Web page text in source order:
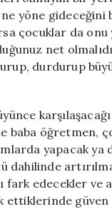
yöne
çocuklar da
net
durdurup
baba öğretmen,
yapacak ya
dahilinde
fark edecekler
ettiklerinde